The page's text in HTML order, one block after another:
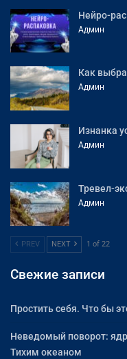
Нейро-
Админ
Как
Админ
Изнанка
Админ
Тревел-
Админ
PREV NEXT 1 of 22
Свежие записи
Простить себя. Что бы
Неведомый поворот:
Тихим океаном